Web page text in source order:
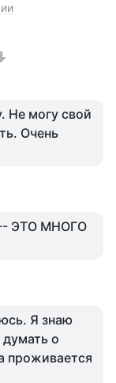
Не могу свой
Очень
ЭТО МНОГО
Я знаю
о
проживается